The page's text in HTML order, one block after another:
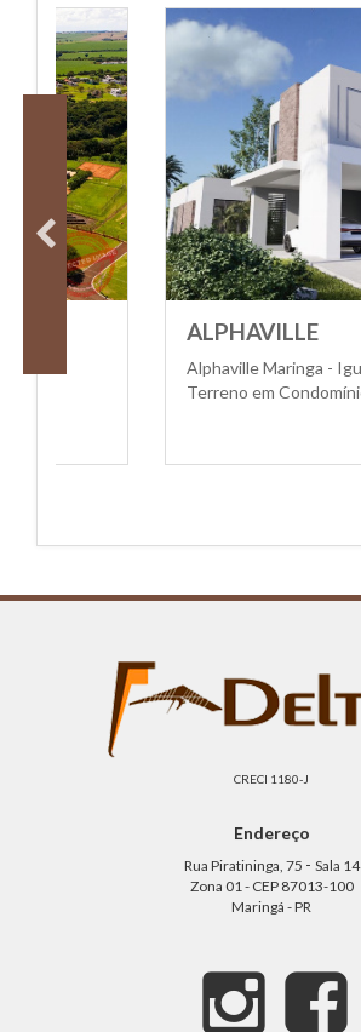
ALPHAVILLE
Alphaville Maringa - Iguaraçu - PR
Terreno em Condomínio
CRECI 1180-J
Endereço
Rua Piratininga, 75 - Sala 14
Zona 01 - CEP 87013-100
Maringá - PR